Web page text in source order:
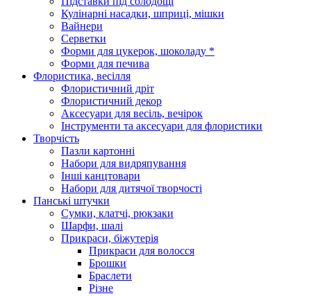
Кулінарні насадки, шприці, мішки
Вайнери
Серветки
Форми для цукерок, шоколаду *
Форми для печива
Флористика, весілля
Флористичний дріт
Флористичний декор
Аксесуари для весіль, вечірок
Інструменти та аксесуари для флористики
Творчість
Пазли картонні
Набори для видряпування
Інші канцтовари
Набори для дитячої творчості
Панські штучки
Сумки, клатчі, рюкзаки
Шарфи, шалі
Прикраси, біжутерія
Прикраси для волосся
Брошки
Браслети
Різне